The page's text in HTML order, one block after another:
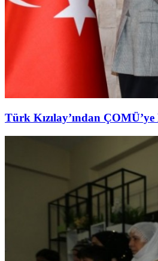
Türk Kızılay’ından